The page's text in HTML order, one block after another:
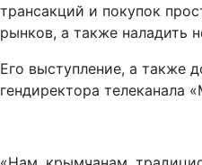
трансакций и покупок
рынков, а также наладить
Его выступление, а также
гендиректора телеканала